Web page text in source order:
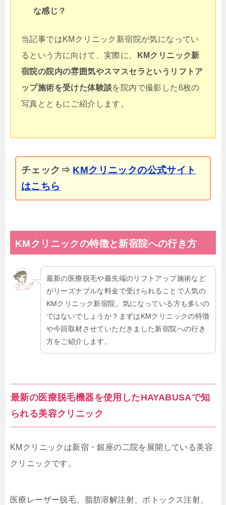
な感じ？
当記事ではKMクリニック新宿院が気になってい
るという方に向けて、実際に、
KMクリニック新
宿院の院内の雰囲気やスマスセラというリフトア
ップ施術を受けた体験談を院内で撮影した6枚の
写真とともにご紹介します。
チェック⇒ KMクリニックの公式サイト
はこちら
KMクリニックの特徴と新宿院への行き方
最新の医療脱毛や最先端のリフトアップ施術など
がリーズナブルな料金で受けられることで人気の
KMクリニック新宿院。気になっている方も多いの
ではないでしょうか？まずはKMクリニックの特徴
や今回取材させていただきました新宿院への行き
方をご紹介します。
最新の医療脱毛機器を使用したHAYABUSAで知
られる美容クリニック
KMクリニックは新宿・銀座の二院を展開している美容
クリニックです。
医療レーザー脱毛、脂肪溶解注射、ボトックス注射、